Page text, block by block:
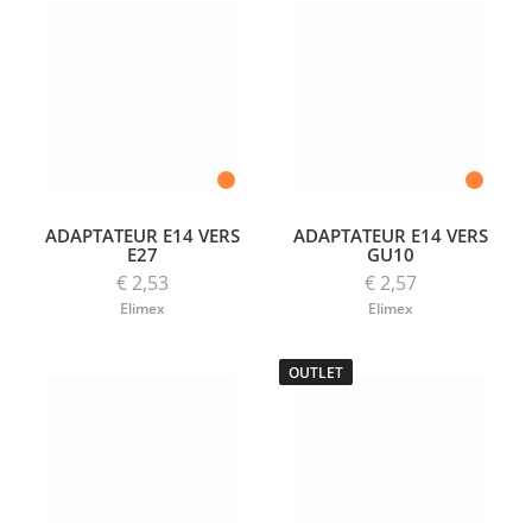
ADAPTATEUR E14 VERS
E27
€ 2,53
Elimex
ADAPTATEUR E14 VERS
GU10
€ 2,57
Elimex
OUTLET